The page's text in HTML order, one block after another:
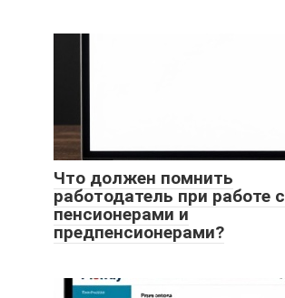
Что должен помнить
работодатель при работе с
пенсионерами и
предпенсионерами?